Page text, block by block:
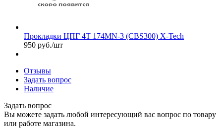
Прокладки ЦПГ 4T 174MN-3 (CBS300) X-Tech
950 руб./шт
Отзывы
Задать вопрос
Наличие
Задать вопрос
Вы можете задать любой интересующий вас вопрос по товару
или работе магазина.